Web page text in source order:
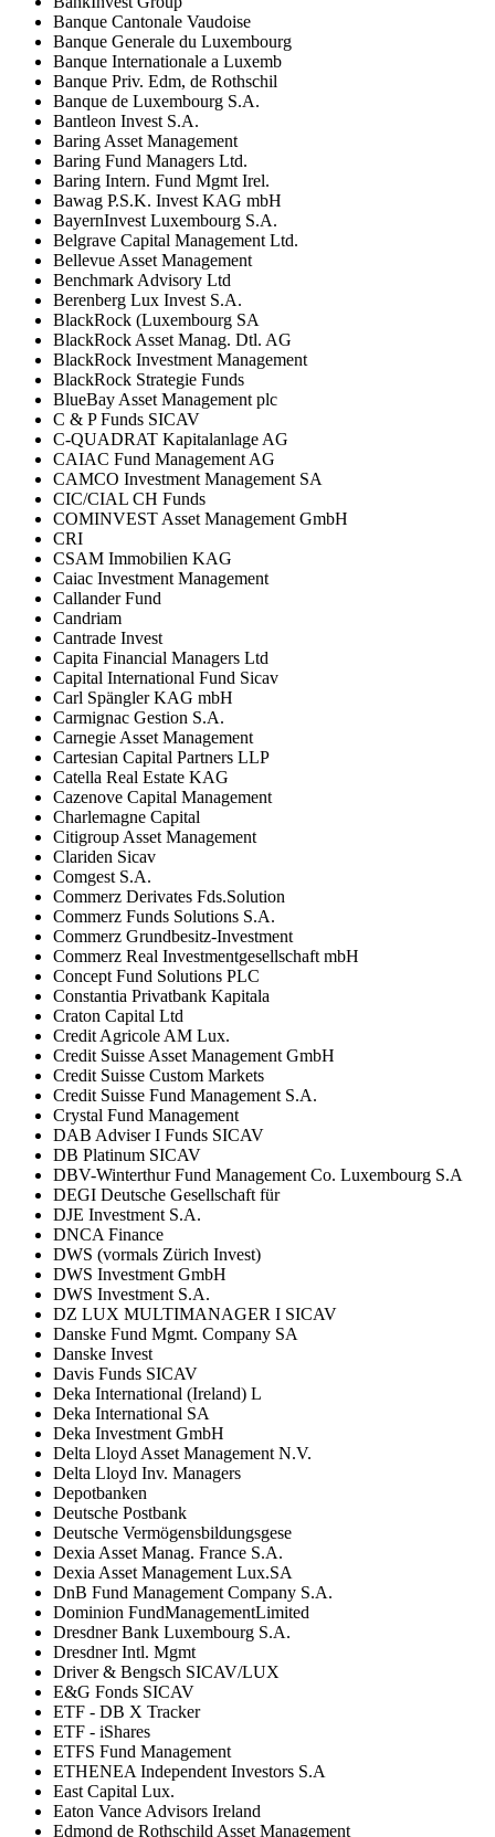
Banque Cantonale Vaudoise
Banque Generale du Luxembourg
Banque Internationale a Luxemb
Banque Priv. Edm, de Rothschil
Banque de Luxembourg S.A.
Bantleon Invest S.A.
Baring Asset Management
Baring Fund Managers Ltd.
Baring Intern. Fund Mgmt Irel.
Bawag P.S.K. Invest KAG mbH
BayernInvest Luxembourg S.A.
Belgrave Capital Management Ltd.
Bellevue Asset Management
Benchmark Advisory Ltd
Berenberg Lux Invest S.A.
BlackRock (Luxembourg SA
BlackRock Asset Manag. Dtl. AG
BlackRock Investment Management
BlackRock Strategie Funds
BlueBay Asset Management plc
C & P Funds SICAV
C-QUADRAT Kapitalanlage AG
CAIAC Fund Management AG
CAMCO Investment Management SA
CIC/CIAL CH Funds
COMINVEST Asset Management GmbH
CRI
CSAM Immobilien KAG
Caiac Investment Management
Callander Fund
Candriam
Cantrade Invest
Capita Financial Managers Ltd
Capital International Fund Sicav
Carl Spängler KAG mbH
Carmignac Gestion S.A.
Carnegie Asset Management
Cartesian Capital Partners LLP
Catella Real Estate KAG
Cazenove Capital Management
Charlemagne Capital
Citigroup Asset Management
Clariden Sicav
Comgest S.A.
Commerz Derivates Fds.Solution
Commerz Funds Solutions S.A.
Commerz Grundbesitz-Investment
Commerz Real Investmentgesellschaft mbH
Concept Fund Solutions PLC
Constantia Privatbank Kapitala
Craton Capital Ltd
Credit Agricole AM Lux.
Credit Suisse Asset Management GmbH
Credit Suisse Custom Markets
Credit Suisse Fund Management S.A.
Crystal Fund Management
DAB Adviser I Funds SICAV
DB Platinum SICAV
DBV-Winterthur Fund Management Co. Luxembourg S.A
DEGI Deutsche Gesellschaft für
DJE Investment S.A.
DNCA Finance
DWS (vormals Zürich Invest)
DWS Investment GmbH
DWS Investment S.A.
DZ LUX MULTIMANAGER I SICAV
Danske Fund Mgmt. Company SA
Danske Invest
Davis Funds SICAV
Deka International (Ireland) L
Deka International SA
Deka Investment GmbH
Delta Lloyd Asset Management N.V.
Delta Lloyd Inv. Managers
Depotbanken
Deutsche Postbank
Deutsche Vermögensbildungsgese
Dexia Asset Manag. France S.A.
Dexia Asset Management Lux.SA
DnB Fund Management Company S.A.
Dominion FundManagementLimited
Dresdner Bank Luxembourg S.A.
Dresdner Intl. Mgmt
Driver & Bengsch SICAV/LUX
E&G Fonds SICAV
ETF - DB X Tracker
ETF - iShares
ETFS Fund Management
ETHENEA Independent Investors S.A
East Capital Lux.
Eaton Vance Advisors Ireland
Edmond de Rothschild Asset Management